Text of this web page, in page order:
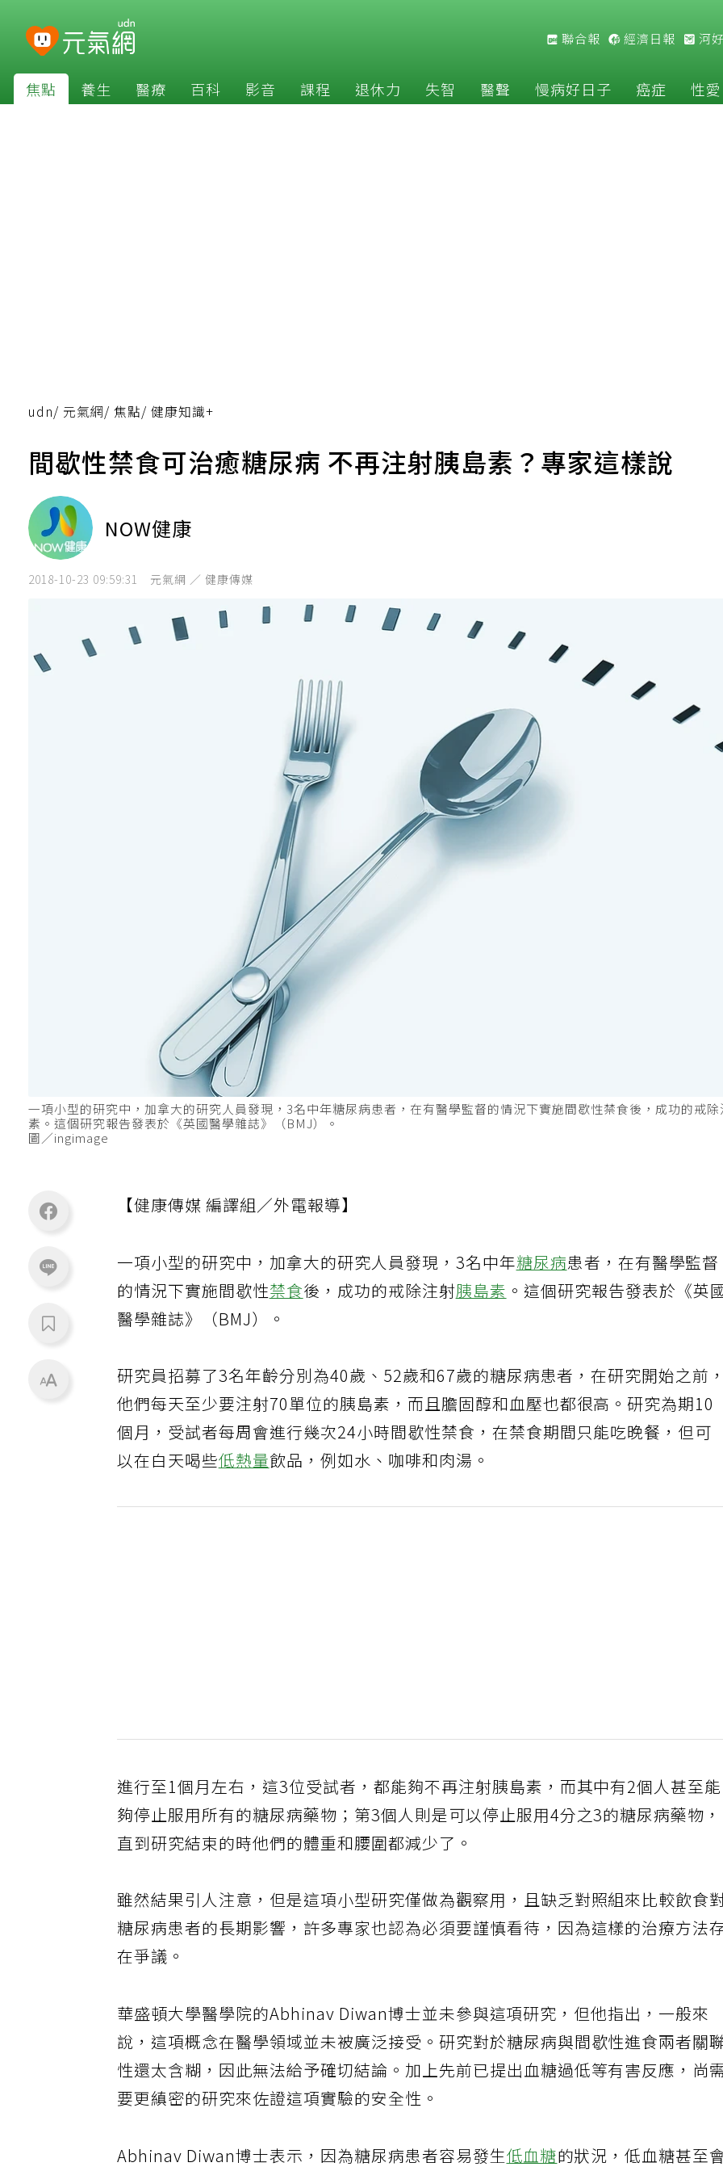
聯合報 經濟日報 河
焦點 養生 醫療 百科 影音 課程 退休力 失智 醫聲 慢病好日子 癌症 性愛
udn/ 元氣網/ 焦點/ 健康知識+
間歇性禁食可治癒糖尿病 不再注射胰島素？專家這樣說
NOW健康
2018-10-23 09:59:31 元氣網 ／ 健康傳媒
一項小型的研究中，加拿大的研究人員發現，3名中年糖尿病患者，在有醫學監督的情況下實施間歇性禁食後，成功的戒除
素。這個研究報告發表於《英國醫學雜誌》（BMJ）。
圖／ingimage
【健康傳媒 編譯組／外電報導】
一項小型的研究中，加拿大的研究人員發現，3名中年糖尿病患者，在有醫學監督
的情況下實施間歇性禁食後，成功的戒除注射胰島素 。這個研究報告發表於《英
醫學雜誌》（BMJ）。
研究員招募了3名年齡分別為40歲、52歲和67歲的糖尿病患者，在研究開始之前，
他們每天至少要注射70單位的胰島素，而且膽固醇和血壓也都很高。研究為期10
個月，受試者每周會進行幾次24小時間歇性禁食，在禁食期間只能吃晚餐，但可
以在白天喝些低熱量飲品，例如水、咖啡和肉湯。
進行至1個月左右，這3位受試者，都能夠不再注射胰島素，而其中有2個人甚至能
夠停止服用所有的糖尿病藥物；第3個人則是可以停止服用4分之3的糖尿病藥物，
直到研究結束的時他們的體重和腰圍都減少了。
雖然結果引人注意，但是這項小型研究僅做為觀察用，且缺乏對照組來比較飲食對
糖尿病患者的長期影響，許多專家也認為必須要謹慎看待，因為這樣的治療方法
在爭議。
華盛頓大學醫學院的Abhinav Diwan博士並未參與這項研究，但他指出，一般來
說，這項概念在醫學領域並未被廣泛接受。研究對於糖尿病與間歇性進食兩者關
性還太含糊，因此無法給予確切結論。加上先前已提出血糖過低等有害反應，尚需
要更縝密的研究來佐證這項實驗的安全性。
Abhinav Diwan博士表示，因為糖尿病患者容易發生低血糖的狀況，低血糖甚至會